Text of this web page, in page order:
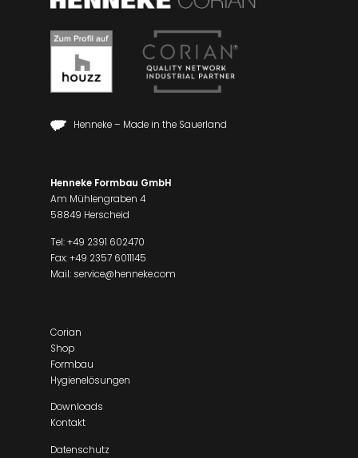
Henneke – Made in the Sauerland
Henneke Formbau GmbH
Am Mühlengraben 4
58849 Herscheid
Tel:+49 2391 602470
Fax: +49 2357 6011145
Mail: service@henneke.com
Corian
Shop
Formbau
Hygienelösungen
Downloads
Kontakt
Datenschutz